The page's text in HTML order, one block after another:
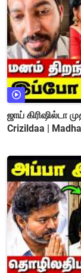
ஜாய் கிரிஷில்டா
Crizildaa |